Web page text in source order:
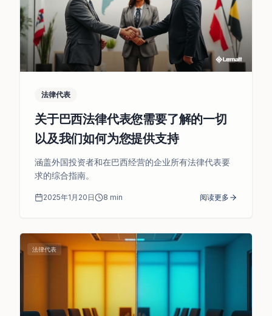
法律代表
关于巴西法律代表您需要了解的一切
以及我们如何为您提供支持
涵盖外国投资者和在巴西经营的企业所有法律代表要
求的综合指南。
2025年1月20日 8 min 阅读更多
法律代表